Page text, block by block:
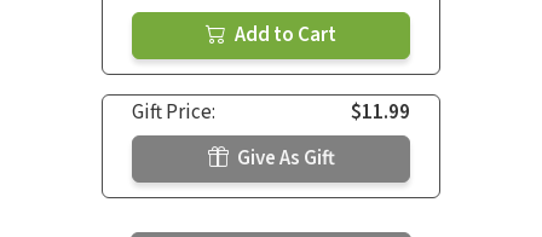
Add to Cart
Gift Price:
$11.99
Give As Gift